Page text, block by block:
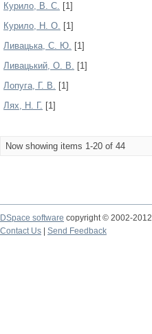
Курило, В. С. [1]
Курило, Н. О. [1]
Ливацька, С. Ю. [1]
Ливацький, О. В. [1]
Лопуга, Г. В. [1]
Лях, Н. Г. [1]
Now showing items 1-20 of 44
DSpace software copyright © 2002-2012
Contact Us
Send Feedback